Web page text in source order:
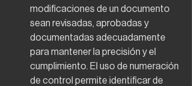
modificaciones de un documento
sean revisadas, aprobadas y
documentadas adecuadamente
para mantener la precisión y el
cumplimiento. El uso de numeración
de control permite identificar de